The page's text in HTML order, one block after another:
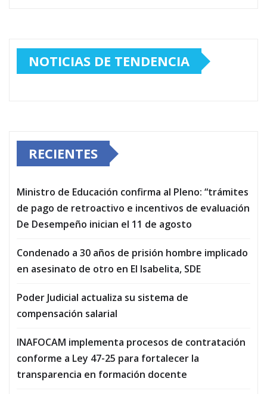
NOTICIAS DE TENDENCIA
RECIENTES
Ministro de Educación confirma al Pleno: “trámites
de pago de retroactivo e incentivos de evaluación
De Desempeño inician el 11 de agosto
Condenado a 30 años de prisión hombre implicado
en asesinato de otro en El Isabelita, SDE
Poder Judicial actualiza su sistema de
compensación salarial
INAFOCAM implementa procesos de contratación
conforme a Ley 47-25 para fortalecer la
transparencia en formación docente